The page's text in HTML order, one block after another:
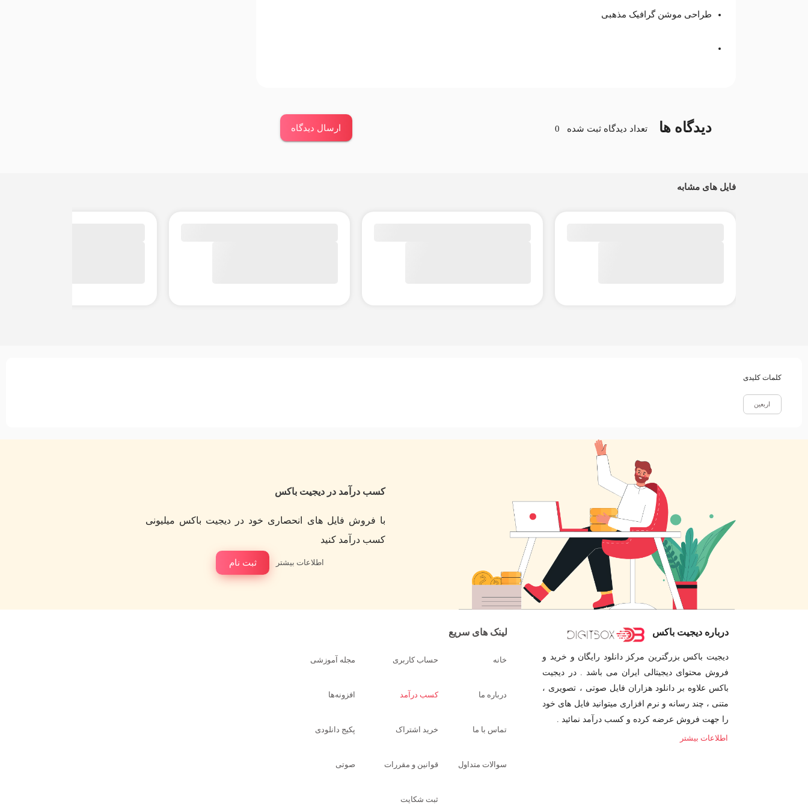
طراحی موشن گرافیک مذهبی
دیدگاه ها تعداد دیدگاه ثبت شده 0 ارسال دیدگاه
فایل های مشابه
کلمات کلیدی
اربعین
کسب درآمد در دیجیت باکس
با فروش فایل های انحصاری خود در دیجیت باکس میلیونی
کسب درآمد کنید
ثبت نام اطلاعات بیشتر
درباره دیجیت باکس
دیجیت باکس بزرگترین مرکز دانلود رایگان و خرید و
فروش محتوای دیجیتالی ایران می باشد . در دیجیت
باکس علاوه بر دانلود هزاران فایل صوتی ، تصویری ،
متنی ، چند رسانه و نرم افزاری میتوانید فایل های خود
را جهت فروش عرضه کرده و کسب درآمد نمائید .
اطلاعات بیشتر
لینک های سریع
خانه
درباره ما
تماس با ما
سوالات متداول
حساب کاربری
کسب درآمد
خرید اشتراک
قوانین و مقررات
ثبت شکایت
مجله آموزشی
افزونه‌ها
پکیج دانلودی
صوتی